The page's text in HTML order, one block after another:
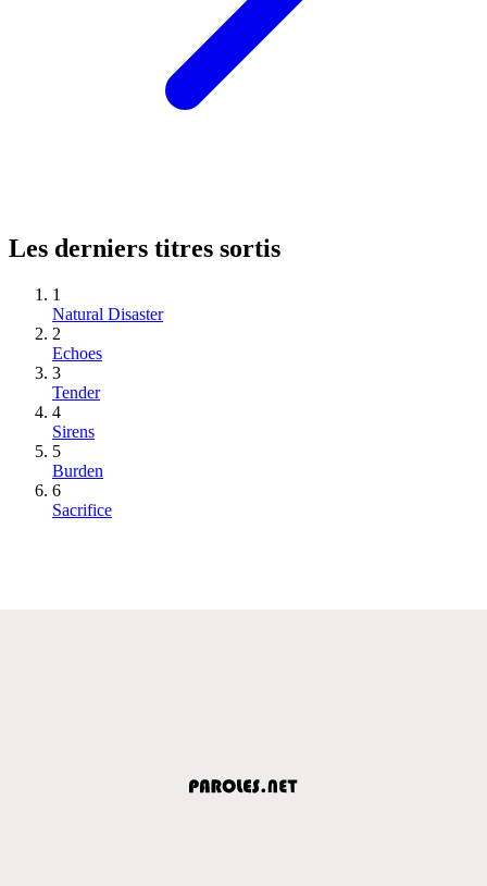
Les derniers titres sortis
1
Natural Disaster
2
Echoes
3
Tender
4
Sirens
5
Burden
6
Sacrifice